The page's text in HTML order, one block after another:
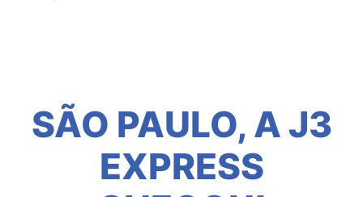
SÃO PAULO, A J3
EXPRESS